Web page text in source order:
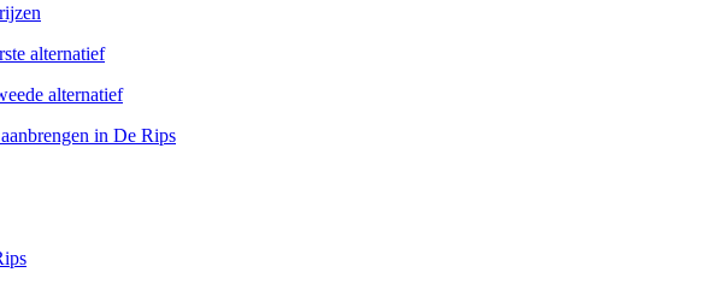
alternatief
alternatief
in De Rips